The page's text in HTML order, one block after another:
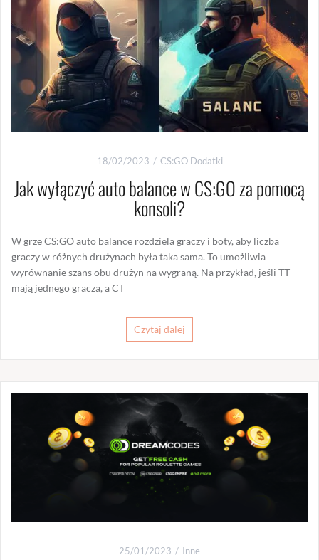
18/02/2023 CS:GO Dodatki
Jak wyłączyć auto balance w CS:GO za pomocą
konsoli?
W grze CS:GO auto balance rozdziela graczy i boty, aby liczba
graczy w różnych drużynach była taka sama. To umożliwia
wyrównanie szans obu drużyn na wygraną. Na przykład, jeśli TT
mają jednego gracza, a CT
Czytaj dalej
25/01/2023 Inne